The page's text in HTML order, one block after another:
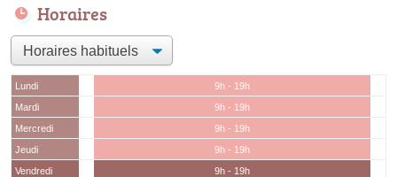
Horaires
Lundi
9h - 19h
Mardi
9h - 19h
Mercredi
9h - 19h
Jeudi
9h - 19h
Vendredi
9h - 19h